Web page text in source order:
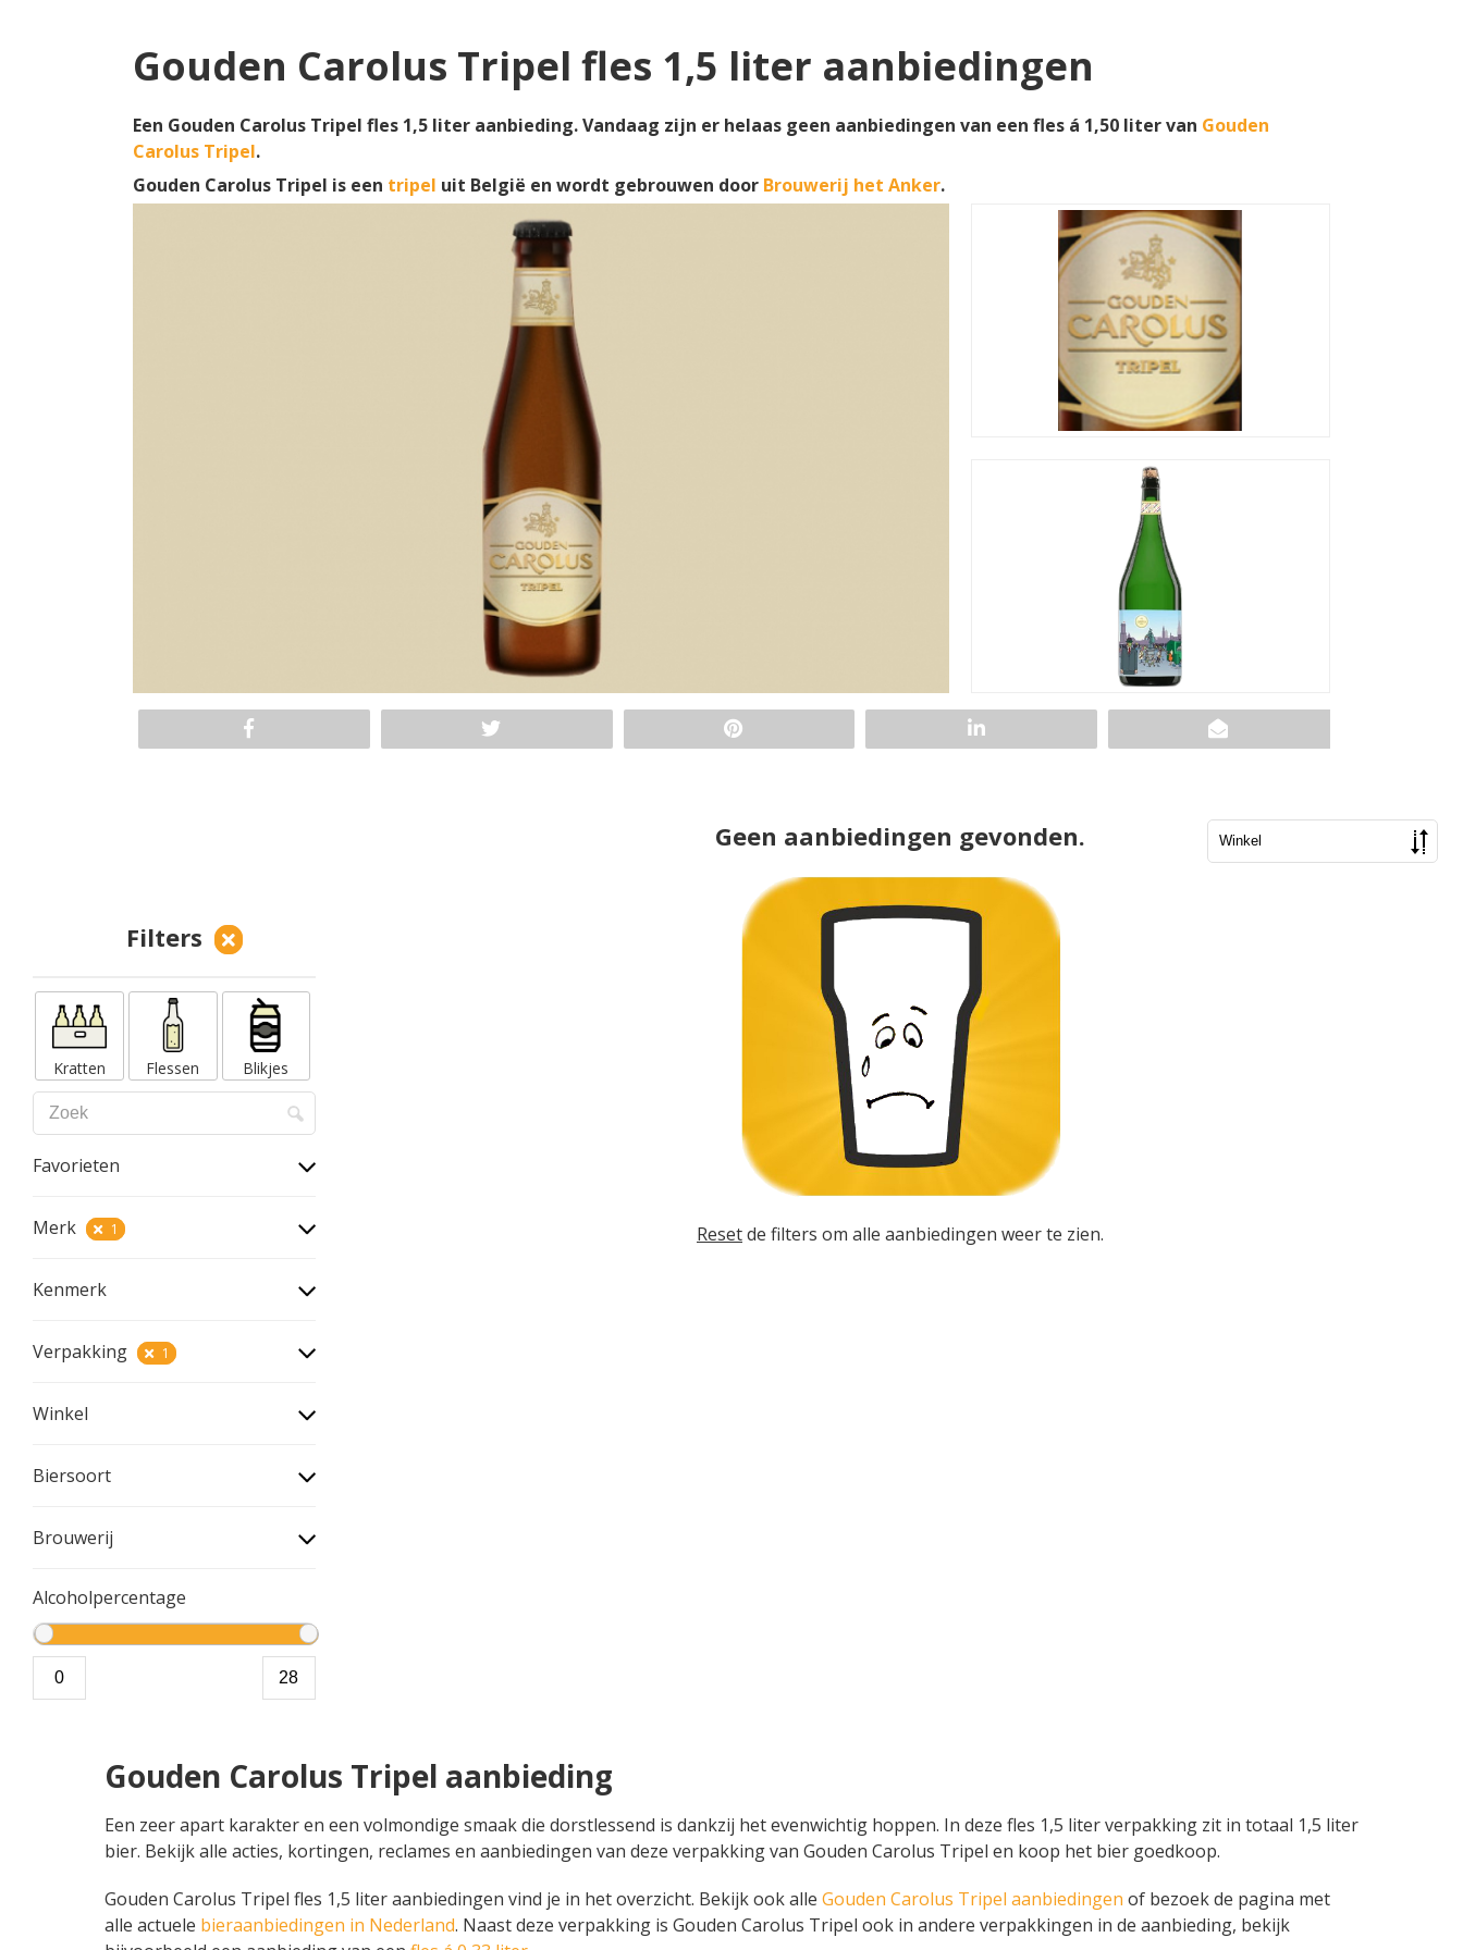
Gouden Carolus Tripel fles 1,5 liter aanbiedingen
Een Gouden Carolus Tripel fles 1,5 liter aanbieding. Vandaag zijn er helaas geen aanbiedingen van een fles á 1,50 liter van Gouden
Carolus Tripel.
Gouden Carolus Tripel is een tripel uit België en wordt gebrouwen door Brouwerij het Anker.
Filters
Kratten Flessen Blikjes
Favorieten
Merk 1
Kenmerk
Verpakking 1
Winkel
Biersoort
Brouwerij
Alcoholpercentage
Geen aanbiedingen gevonden.
Resetde filters om alle aanbiedingen weer te zien.
Gouden Carolus Tripel aanbieding
Een zeer apart karakter en een volmondige smaak die dorstlessend is dankzij het evenwichtig hoppen. In deze fles 1,5 liter verpakking zit in totaal 1,5 liter
bier. Bekijk alle acties, kortingen, reclames en aanbiedingen van deze verpakking van Gouden Carolus Tripel en koop het bier goedkoop.
Gouden Carolus Tripel fles 1,5 liter aanbiedingen vind je in het overzicht. Bekijk ook alle Gouden Carolus Tripel aanbiedingen of bezoek de pagina met
alle actuele bieraanbiedingen in Nederland. Naast deze verpakking is Gouden Carolus Tripel ook in andere verpakkingen in de aanbieding, bekijk